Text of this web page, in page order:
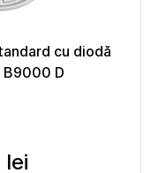
cu diodă
D
lei